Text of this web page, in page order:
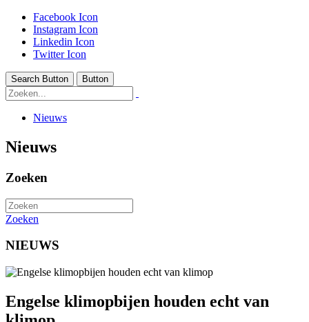
Facebook Icon
Instagram Icon
Linkedin Icon
Twitter Icon
Search Button Button
Nieuws
Nieuws
Zoeken
Zoeken
NIEUWS
Engelse klimopbijen houden echt van